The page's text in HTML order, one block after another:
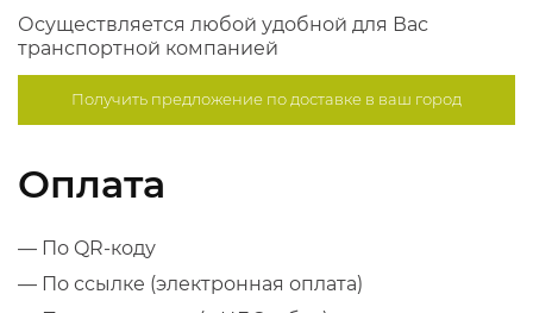
Осуществляется любой удобной для Вас
транспортной компанией
Получить предложение подоставке в ваш город
Оплата
— По QR-коду
— По ссылке (электронная оплата)